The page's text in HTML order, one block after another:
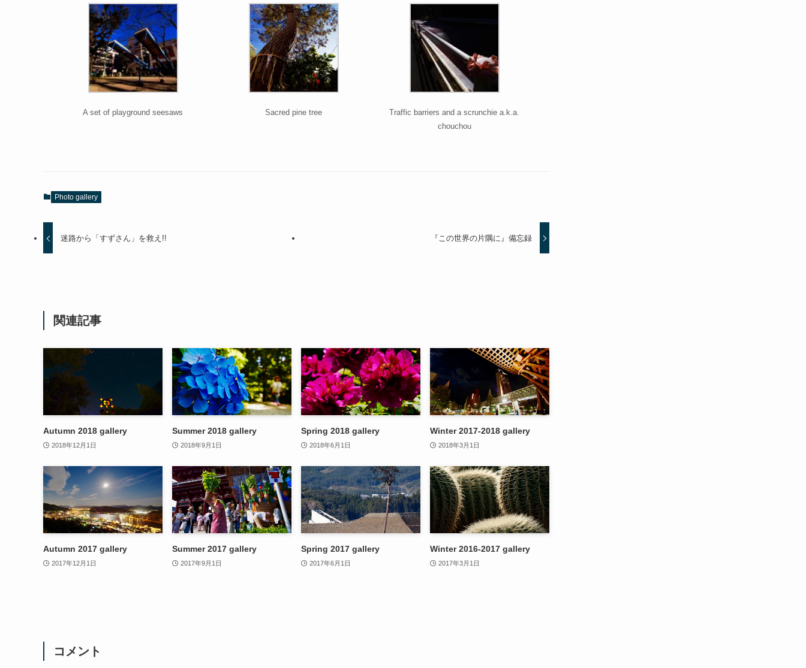
A set of playground seesaws Sacred pine tree
Traffic barriers and a scrunchie a.k.a.
chouchou
Photo gallery
迷路から「すずさん」を救え!! 『この世界の片隅に』備忘録
関連記事
Autumn 2018 gallery
2018年12月1日
Summer 2018 gallery
2018年9月1日
Spring 2018 gallery
2018年6月1日
Winter 2017-2018 gallery
2018年3月1日
Autumn 2017 gallery
2017年12月1日
Summer 2017 gallery
2017年9月1日
Spring 2017 gallery
2017年6月1日
Winter 2016-2017 gallery
2017年3月1日
コメント